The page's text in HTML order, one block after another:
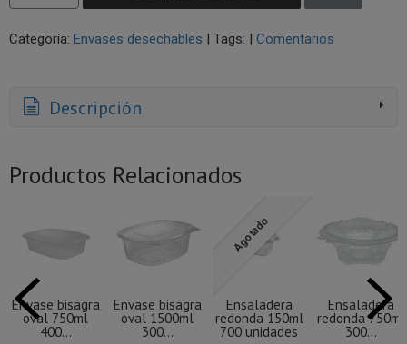
Categoría: Envases desechables | Tags: | Comentarios
Descripción
Productos Relacionados
Envase bisagra
oval 750ml
400...
Envase bisagra
oval 1500ml
300...
Agotado
Ensaladera
redonda 150ml
700 unidades
Ensaladera
redonda 750ml
300...